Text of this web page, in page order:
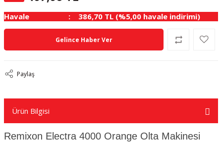
Havale 386,70 TL (%5,00 havale indirimi)
Gelince Haber Ver
Paylaş
Ürün Bilgisi
Remixon Electra 4000 Orange Olta Makinesi